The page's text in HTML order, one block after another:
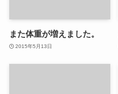
また体重が増えました。
2015年5月13日